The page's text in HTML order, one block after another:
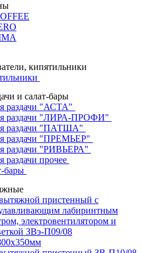
кипятильники
и салат-бары
раздачи "АСТА"
раздачи "ЛИРА-ПРОФИ"
раздачи "ПАТША"
раздачи "ПРЕМЬЕР"
раздачи "РИВЬЕРА"
раздачи прочее
бары
пристенный с
лабиринтным
электровентилятором и
ЗВэ-П09/08